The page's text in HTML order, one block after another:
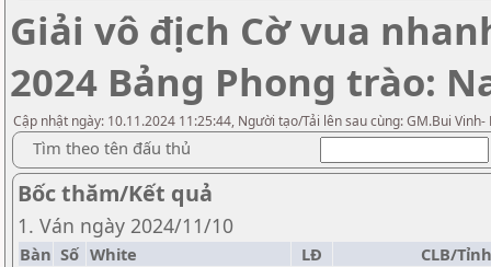
Giải vô địch Cờ vua
2024 Bảng Phong trào:
Cập nhật ngày: 10.11.2024 11:25:44, Người tạo/Tải lên sau cùng: GM.Bui
Tìm theo tên đấu thủ
Bốc thăm/Kết quả
1. Ván ngày 2024/11/10
Bàn Số White LĐ
CLB/Tỉnh